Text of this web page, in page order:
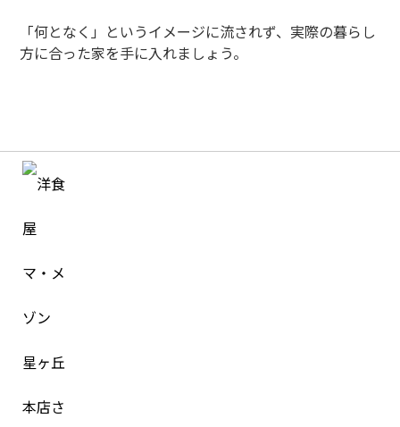
「何となく」というイメージに流されず、実際の暮らし
方に合った家を手に入れましょう。